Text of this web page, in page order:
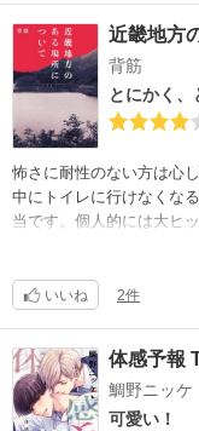
近畿地方
背筋
とにかく、
怖さに耐性のない方は心
中にトイレに行けなくな
当です。個人的には大ヒ
ストがあっという間で伏
はりすごい作品！
いいね 2件
体感予報
鯛野ニッケ
可愛い！